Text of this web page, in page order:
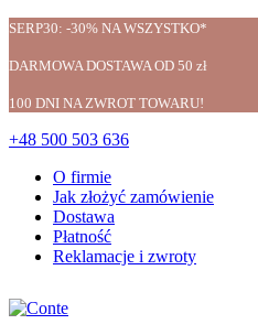
SERP30: -30% NA WSZYSTKO*
DARMOWA DOSTAWA OD 50 zł
100 DNI NA ZWROT TOWARU!
+48 500 503 636
O firmie
Jak złożyć zamówienie
Dostawa
Płatność
Reklamacje i zwroty